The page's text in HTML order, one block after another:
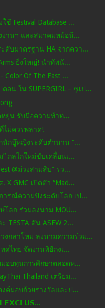
Festival Database ...
งานฯ และสมาคมหม้อน้...
ดับมาตรฐาน HA จากควา...
ยิ่งใหญ่! นำทัพนั...
Of The East ...
น ใน SUPERGIRL – ซูเป...
ยุ่น รับมือความท้าท...
ไม่ควรพลาด!
นักบู๊หญิงระดับตำนาน “...
กลไกใหม่ขับเคลื่อนเ...
@ม่วงสามสิบ” รว...
GMC เปิดตัว “Mad...
ารณ์ความปังระดับโลก เป...
โลก ร่วมลงนาม MOU...
TESTA ดัน ASEW 2...
งกลาโหม ลงนามความร่วม...
ไทย จัดงานพิธีกงเ...
อบทุนการศึกษาตลอดห...
Thailand เตรียม...
ค์มอบถ้วยรางวัลและป...
𝗘𝗫𝗖𝗟𝗨𝗦...